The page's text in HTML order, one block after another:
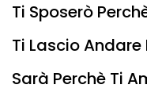
Ti Sposerò
Ti Lascio Andare
Sarà Perchè Ti